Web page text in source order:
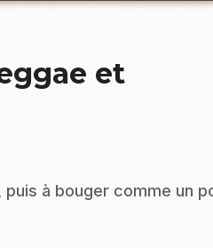
et
à bouger comme un